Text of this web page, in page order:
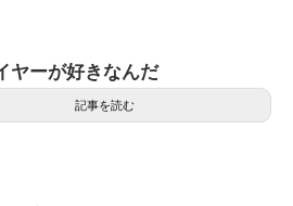
ヤーが好きなんだ
記事を読む